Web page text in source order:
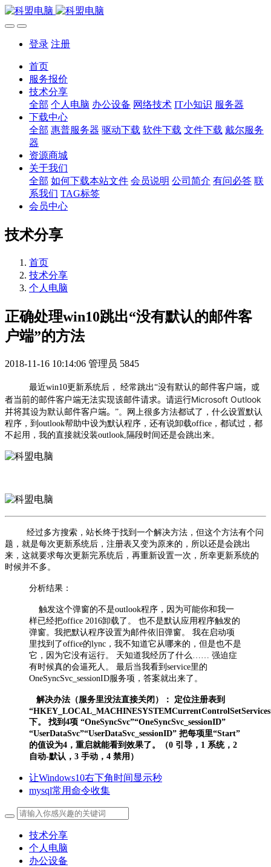
登录 注册
首页
服务报价
技术分享
全部 个人电脑 办公设备 网络技术 IT小知识 服务器
下载中心
全部 惠普服务器 驱动下载 软件下载 文件下载 戴尔服务
器
资源商城
关于我们
全部 如何下载本站文件 会员说明 公司简介 有问必答 联
系我们 TAG标签
会员中心
技术分享
首页
技术分享
个人电脑
正确处理win10跳出“没有默认的邮件客
户端”的方法
2018-11-16 10:14:06 管理员 5845
最近win10更新系统后， 经常跳出“没有默认的邮件客户端，或
者当前的邮件客户端无法实现该邮件请求。请运行Microsoft Outlook
并将其设为默认邮件客户端。 ”。网上很多方法都试了，什么设置默认
程序，到outlook帮助中设为默认程序，还有说卸载office，都试过，都
不起用，我的直接就没装outlook,隔段时间还是会跳出来。
经过多方搜索，站长终于找到一个解决方法，但这个方法有个问
题，就是每次更新系统后，注册表又变为原来的，所以还是会跳出
来，这就要求每次更新完系统后，再重新设置一次，所幸更新系统的
时候并不多。
分析结果：
触发这个弹窗的不是outlook程序，因为可能你和我一
样已经把office 2016卸载了。 也不是默认应用程序触发的
弹窗。我把默认程序设置为邮件依旧弹窗。 我在启动项
里找到了office的lync，我不知道它从哪来的，但是也不是
它，因为它没有运行。 天知道我经历了什么…… 强迫症
有时候真的会逼死人。 最后当我看到service里的
OneSyncSvc_sessionID服务项，答案就出来了。
解决办法（服务里没法直接关闭）： 定位注册表到
下。 找到4项 “OneSyncSvc”“OneSyncSvc_sessionID”
“UserDataSvc”“UserDataSvc_sessionID” 把每项里“Start”
的值设为4，重启就能看到效果了。（0 引导，1 系统，2
自动-默认，3 手动，4 禁用）
让Windows10右下角时间显示秒
mysql常用命令收集
技术分享
个人电脑
办公设备